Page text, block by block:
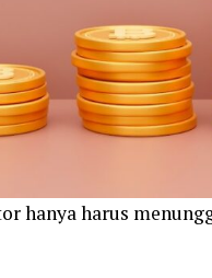
hanya harus